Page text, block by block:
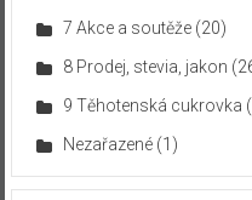
7 Akce a soutěže(20)
8 Prodej, stevia, jakon
9 Těhotenská cukrovka
Nezařazené(1)